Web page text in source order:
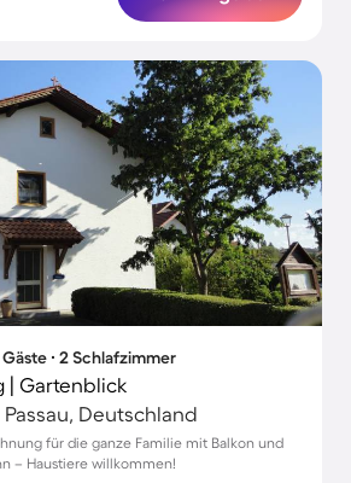
∙ 2 Schlafzimmer
| Gartenblick
Passau, Deutschland
für die ganze Familie mit Balkon und
– Haustiere willkommen!